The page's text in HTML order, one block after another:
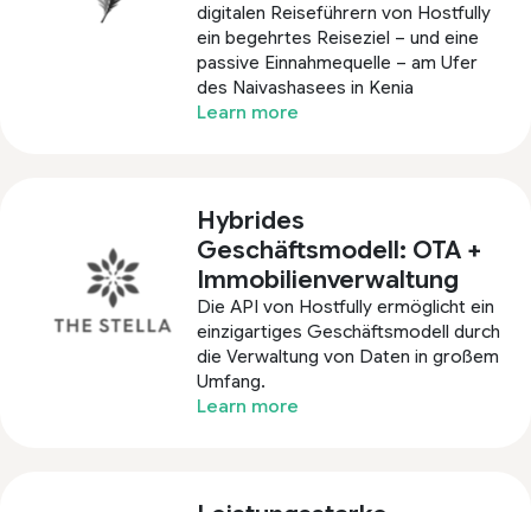
digitalen Reiseführern von Hostfully
ein begehrtes Reiseziel – und eine
passive Einnahmequelle – am Ufer
des Naivashasees in Kenia
Learn more
Hybrides
Geschäftsmodell: OTA +
Immobilienverwaltung
Die API von Hostfully ermöglicht ein
einzigartiges Geschäftsmodell durch
die Verwaltung von Daten in großem
Umfang.
Learn more